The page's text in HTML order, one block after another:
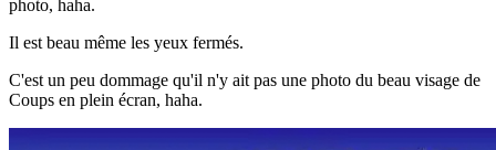
photo, haha.
Il est beau même les yeux fermés.
C'est un peu dommage qu'il n'y ait pas une photo du beau visage de
Coups en plein écran, haha.